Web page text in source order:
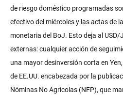
de riesgo doméstico programadas
efectivo del miércoles y las actas de
monetaria del BoJ. Esto deja al
externas: cualquier acción de
una mayor desinversión corta en
de EE.UU. encabezada por la
Nóminas No Agrícolas (NFP), que